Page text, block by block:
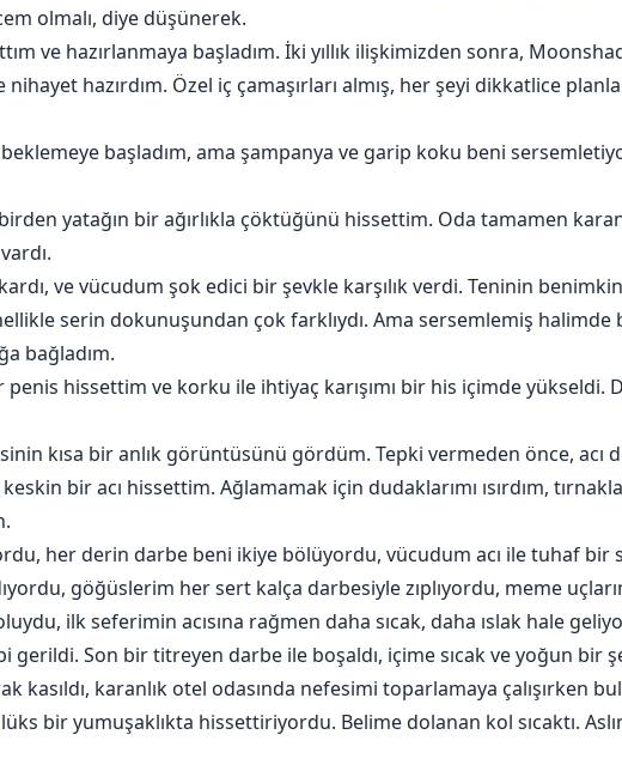
benim kanım var. Benimsin."
zorundayım. Vücudum da bana ihanet ediyor, beni mahveden
olmalı, diye düşünerek.
ve hazırlanmaya başladım. İki yıllık ilişkimizden sonra,
hazırdım. Özel iç çamaşırları almış, her şeyi dikkatlice
başladım, ama şampanya ve garip koku beni
yatağın bir ağırlıkla çöktüğünü hissettim. Oda tamamen
ve vücudum şok edici bir şevkle karşılık verdi. Teninin
serin dokunuşundan çok farklıydı. Ama sersemlemiş
bağladım.
penis hissettim ve korku ile ihtiyaç karışımı bir his içimde yükseldi.
kısa bir anlık görüntüsünü gördüm. Tepki vermeden önce, acı
bir acı hissettim. Ağlamamak için dudaklarımı ısırdım,
her derin darbe beni ikiye bölüyordu, vücudum acı ile tuhaf bir
göğüslerim her sert kalça darbesiyle zıplıyordu, meme
ilk seferimin acısına rağmen daha sıcak, daha ıslak hale
gerildi. Son bir titreyen darbe ile boşaldı, içime sıcak ve yoğun bir
kasıldı, karanlık otel odasında nefesimi toparlamaya çalışırken
bir yumuşaklıkta hissettiriyordu. Belime dolanan kol sıcaktı.